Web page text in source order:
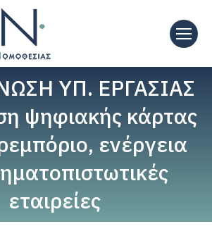
ΥΠ. ΕΡΓΑΣΙΑΣ
ψηφιακής κάρτας
ενέργεια
εταιρείες